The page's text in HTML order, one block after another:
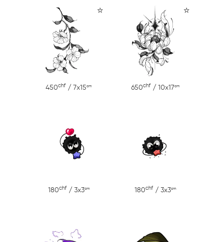
⭐
450chf / 7x15cm
⭐
650chf / 10x17cm
180chf / 3x3cm 180chf / 3x3cm